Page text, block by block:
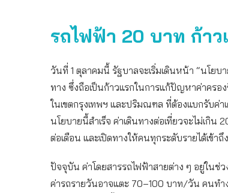
รถไฟฟ้า 20 บาท ก้าว
วันที่ 1 ตุลาคมนี้ รัฐบาลจะเริ่มเดินหน้า “นโย
ทาง ซึ่งถือเป็นก้าวแรกในการแก้ปัญหาค่าครอ
ในเขตกรุงเทพฯ และปริมณฑล ที่ต้องแบกรับค่
นโยบายนี้สำเร็จ ค่าเดินทางต่อเที่ยวจะไม่เกิ
ต่อเดือน และเปิดทางให้คนทุกระดับรายได้เข้า
ปัจจุบัน ค่าโดยสารรถไฟฟ้าสายต่าง ๆ อยู่ในช่
ค่ารถรายวันอาจแตะ 70–100 บาท/วัน คนท